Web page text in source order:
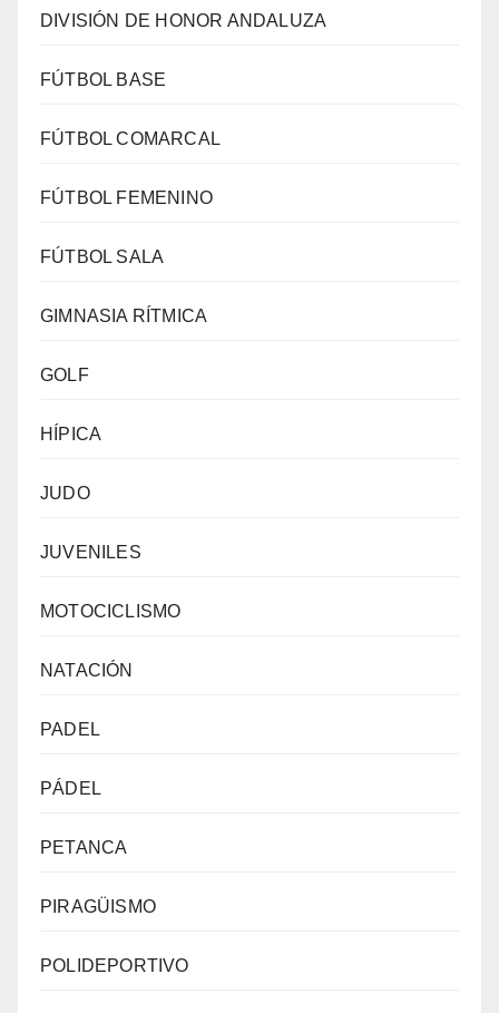
DIVISIÓN DE HONOR ANDALUZA
FÚTBOL BASE
FÚTBOL COMARCAL
FÚTBOL FEMENINO
FÚTBOL SALA
GIMNASIA RÍTMICA
GOLF
HÍPICA
JUDO
JUVENILES
MOTOCICLISMO
NATACIÓN
PADEL
PÁDEL
PETANCA
PIRAGÜISMO
POLIDEPORTIVO